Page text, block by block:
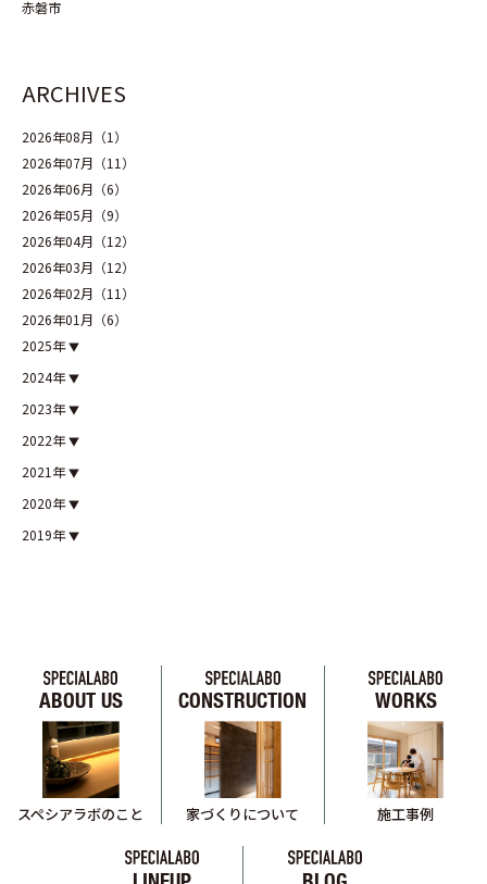
赤磐市
ARCHIVES
2026年08月（1）
2026年07月（11）
2026年06月（6）
2026年05月（9）
2026年04月（12）
2026年03月（12）
2026年02月（11）
2026年01月（6）
2025年
2024年
2023年
2022年
2021年
2020年
2019年
ABOUT US
スペシアラボのこと
CONSTRUCTION
家づくりについて
WORKS
施工事例